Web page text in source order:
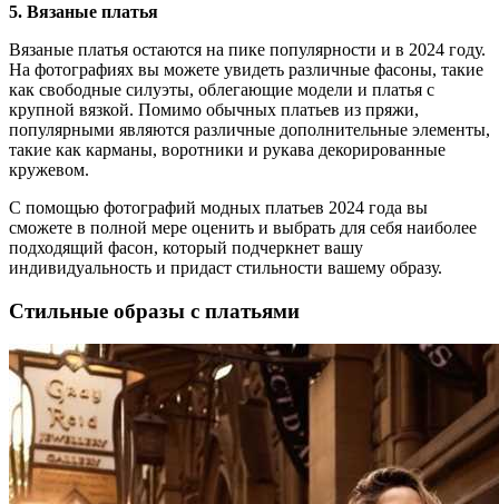
5. Вязаные платья
Вязаные платья остаются на пике популярности и в 2024 году.
На фотографиях вы можете увидеть различные фасоны, такие
как свободные силуэты, облегающие модели и платья с
крупной вязкой. Помимо обычных платьев из пряжи,
популярными являются различные дополнительные элементы,
такие как карманы, воротники и рукава декорированные
кружевом.
С помощью фотографий модных платьев 2024 года вы
сможете в полной мере оценить и выбрать для себя наиболее
подходящий фасон, который подчеркнет вашу
индивидуальность и придаст стильности вашему образу.
Стильные образы с платьями